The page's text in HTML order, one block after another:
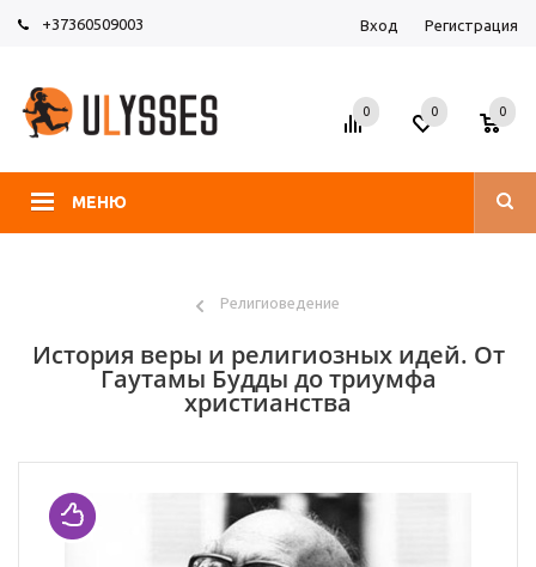
+37360509003 Вход Регистрация
МЕНЮ
0 0 0
Религиоведение
История веры и религиозных идей. От
Гаутамы Будды до триумфа
христианства